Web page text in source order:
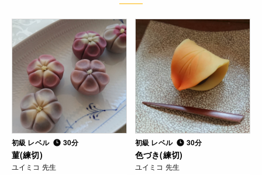
初級 レベル 30分
菫(練切)
ユイミコ 先生
初級 レベル 30分
色づき(練切)
ユイミコ 先生